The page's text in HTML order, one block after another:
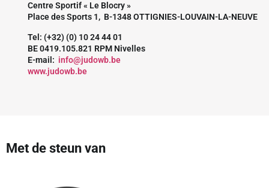
Centre Sportif « Le Blocry »
Place des Sports 1, B-1348 OTTIGNIES-LOUVAIN-LA-NEUVE
Tel: (+32) (0) 10 24 44 01
BE 0419.105.821 RPM Nivelles
E-mail: info@judowb.be
www.judowb.be
Met de steun van